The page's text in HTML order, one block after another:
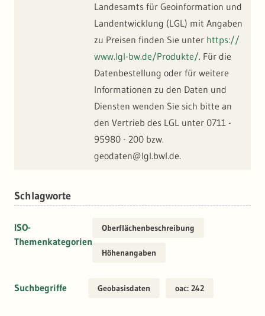
Landesamts für Geoinformation und
Landentwicklung (LGL) mit Angaben
zu Preisen finden Sie unter https://
www.lgl-bw.de/Produkte/. Für die
Datenbestellung oder für weitere
Informationen zu den Daten und
Diensten wenden Sie sich bitte an
den Vertrieb des LGL unter 0711 -
95980 - 200 bzw.
geodaten@lgl.bwl.de.
Schlagworte
ISO-
Themenkategorien
Oberflächenbeschreibung
Höhenangaben
Suchbegriffe Geobasisdaten oac: 242